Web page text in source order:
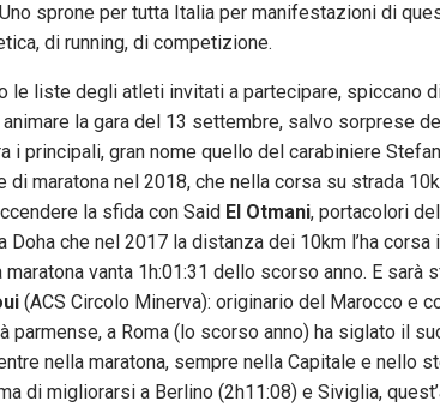
sprone per tutta Italia per manifestazioni di
di running, di competizione.
le liste degli atleti invitati a partecipare, spiccano
la gara del 13 settembre, salvo sorprese
i principali, gran nome quello del carabiniere
di maratona nel 2018, che nella corsa su strada
la sfida con Said El Otmani, portacolori
Doha che nel 2017 la distanza dei 10km l’ha corsa
vanta 1h:01:31 dello scorso anno. E sarà
(ACS Circolo Minerva): originario del Marocco e
parmense, a Roma (lo scorso anno) ha siglato il
nella maratona, sempre nella Capitale e nello
di migliorarsi a Berlino (2h11:08) e Siviglia,